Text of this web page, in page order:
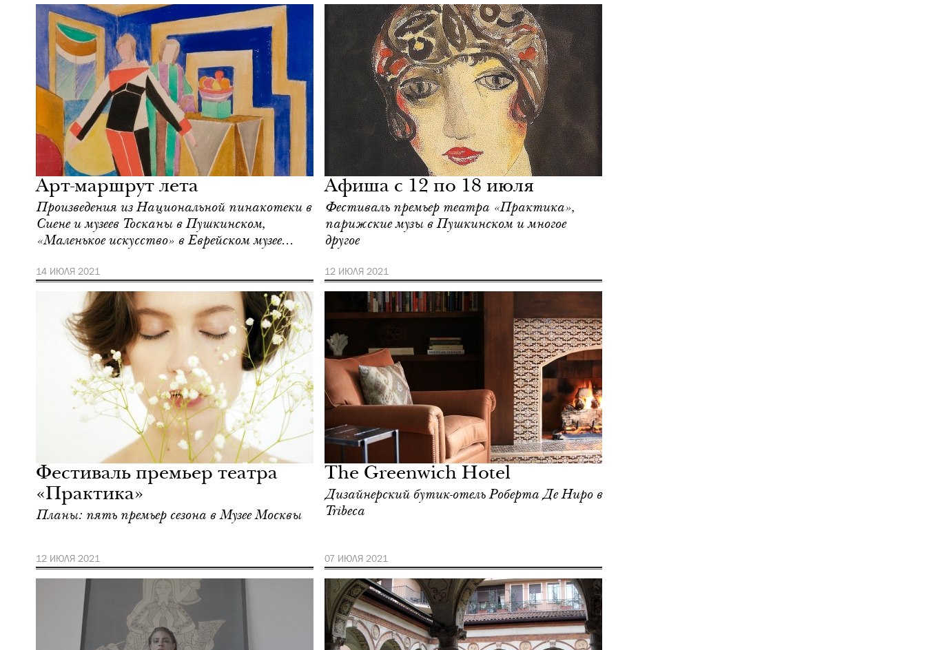
Арт-маршрут лета
Произведения из Национальной пинакотеки в
Сиене и музеев Тосканы в Пушкинском,
«Маленькое искусство» в Еврейском музее...
14 ИЮЛЯ 2021
Жизнь
Mr.Vanderlust
Афиша с 12 по 18 июля
Фестиваль премьер театра «Практика»,
парижские музы в Пушкинском и многое
другое
12 ИЮЛЯ 2021
Фестиваль премьер театра
«Практика»
Планы: пять премьер сезона в Музее Москвы
12 ИЮЛЯ 2021
The Greenwich Hotel
Дизайнерский бутик-отель Роберта Де Ниро в
Tribeca
07 ИЮЛЯ 2021